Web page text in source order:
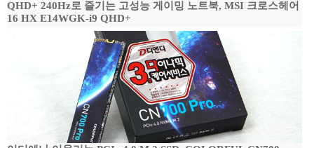
QHD+ 240Hz로 즐기는 고성능 게이밍 노트북, MSI 크로스헤어
16 HX E14WGK-i9 QHD+